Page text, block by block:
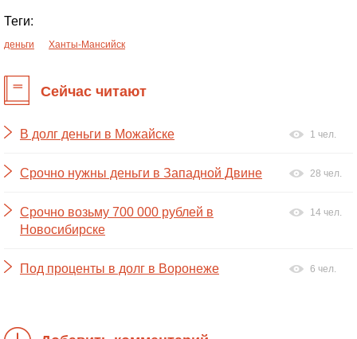
Теги:
деньги Ханты-Мансийск
Сейчас читают
В долг деньги в Можайске 1 чел.
Срочно нужны деньги в Западной Двине 28 чел.
Срочно возьму 700 000 рублей в
Новосибирске
14 чел.
Под проценты в долг в Воронеже 6 чел.